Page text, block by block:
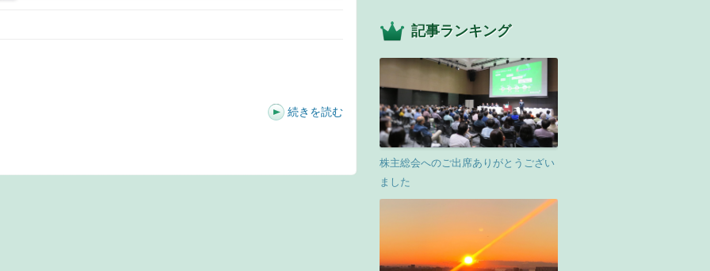
続きを読む
記事ランキング
株主総会へのご出席ありがとうござい
ました